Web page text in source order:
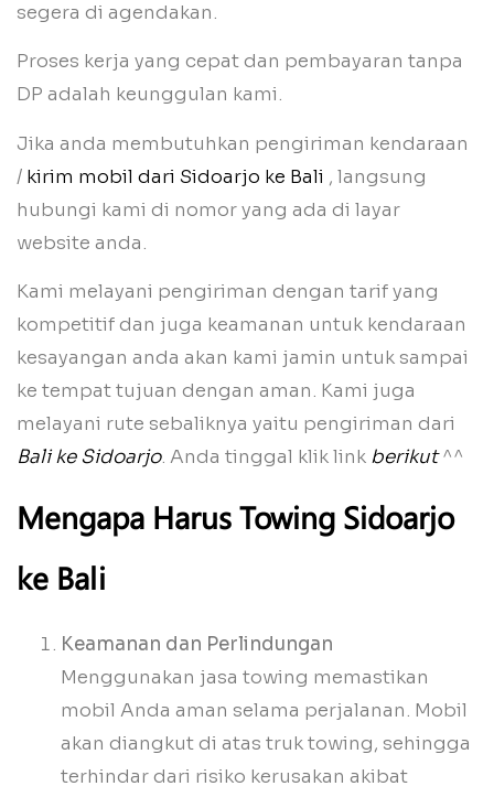
segera di agendakan.
Proses kerja yang cepat dan pembayaran tanpa
DP adalah keunggulan kami.
Jika anda membutuhkan pengiriman kendaraan
/ kirim mobil dari Sidoarjo ke Bali , langsung
hubungi kami di nomor yang ada di layar
website anda.
Kami melayani pengiriman dengan tarif yang
kompetitif dan juga keamanan untuk kendaraan
kesayangan anda akan kami jamin untuk sampai
ke tempat tujuan dengan aman. Kami juga
melayani rute sebaliknya yaitu pengiriman dari
Bali ke Sidoarjo. Anda tinggal klik link berikut^^
MengapaHarus Towing Sidoarjo
ke Bali
Keamanan dan Perlindungan
Menggunakan jasa towing memastikan
mobil Anda aman selama perjalanan. Mobil
akan diangkut di atas truk towing, sehingga
terhindar dari risiko kerusakan akibat